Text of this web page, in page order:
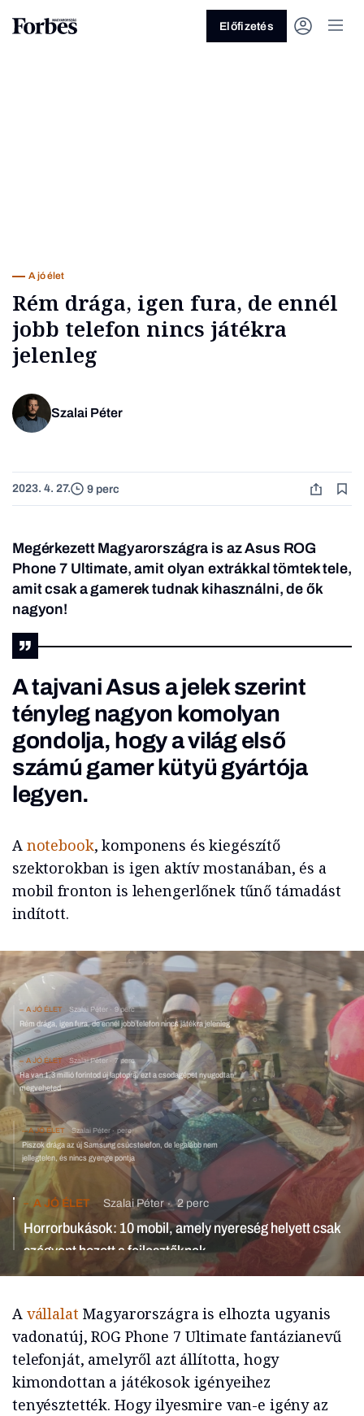
Előfizetés
A jó élet
Rém drága, igen fura, de ennél
jobb telefon nincs játékra
jelenleg
Szalai Péter
2023. 4. 27. 9 perc
Megérkezett Magyarországra is az Asus ROG
Phone 7 Ultimate, amit olyan extrákkal tömtek tele,
amit csak a gamerek tudnak kihasználni, de ők
nagyon!
A tajvani Asus a jelek szerint
tényleg nagyon komolyan
gondolja, hogy a világ első
számú gamer kütyü gyártója
legyen.
A notebook, komponens és kiegészítő
szektorokban is igen aktív mostanában, és a
mobil fronton is lehengerlőnek tűnő támadást
indított.
A JÓ ÉLET Szalai Péter 9 perc
Rém drága, igen fura, de ennél jobb telefon nincs játékra jelenleg
A JÓ ÉLET Szalai Péter 7 perc
Ha van 1,3 millió forintod új laptopra, ezt a csodagépet nyugodtan
megveheted
A JÓ ÉLET Szalai Péter perc
Piszok drága az új Samsung csúcstelefon, de legalább nem
jellegtelen, és nincs gyenge pontja
A JÓ ÉLET Szalai Péter 2 perc
Horrorbukások: 10 mobil, amely nyereség helyett csak
szégyent hozott a fejlesztőknek
A vállalatMagyarországra is elhozta ugyanis
vadonatúj, ROG Phone 7 Ultimate fantázianevű
telefonját, amelyről azt állította, hogy
kimondottan a játékosok igényeihez
tenyésztették. Hogy ilyesmire van-e igény az